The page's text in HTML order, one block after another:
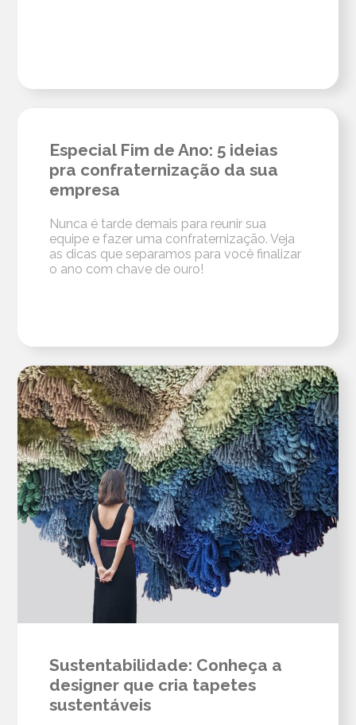
Especial Fim de Ano: 5 ideias
pra confraternização da sua
empresa
Nunca é tarde demais para reunir sua
equipe e fazer uma confraternização. Veja
as dicas que separamos para você finalizar
o ano com chave de ouro!
Sustentabilidade: Conheça a
designer que cria tapetes
sustentáveis